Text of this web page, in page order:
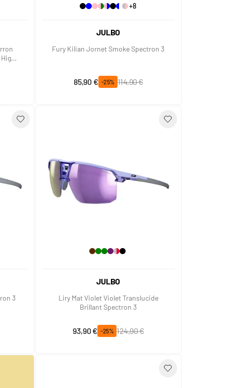
+8
JULBO
Fury Kilian Jornet Smoke Spectron 3
Prix spécial
85,90 € -25%
Prix normal
114,90 €
3
JULBO
Liry Mat Violet Violet Translucide
Brillant Spectron 3
Prix spécial
93,90 € -25%
Prix normal
124,90 €